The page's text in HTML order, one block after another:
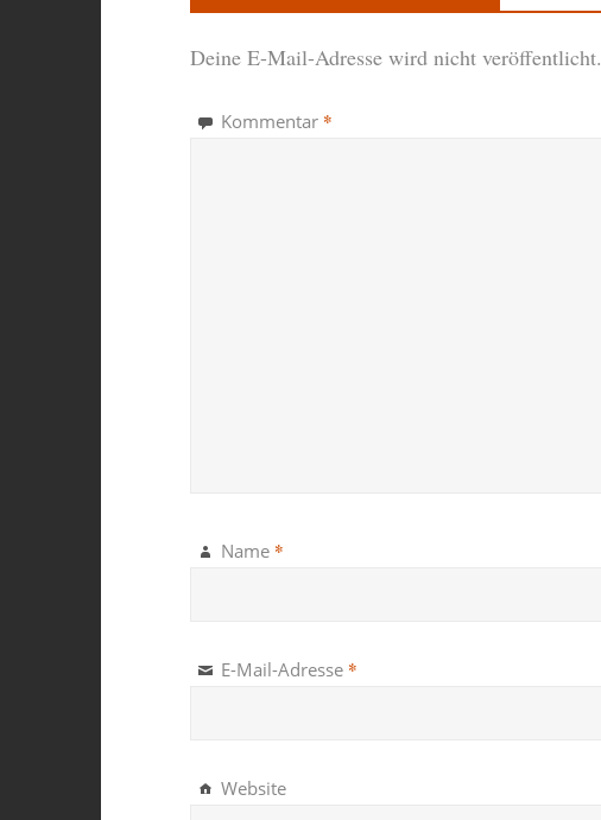
Deine E-Mail-Adresse wird nicht veröffentlicht.
Kommentar *
Name *
E-Mail-Adresse *
Website